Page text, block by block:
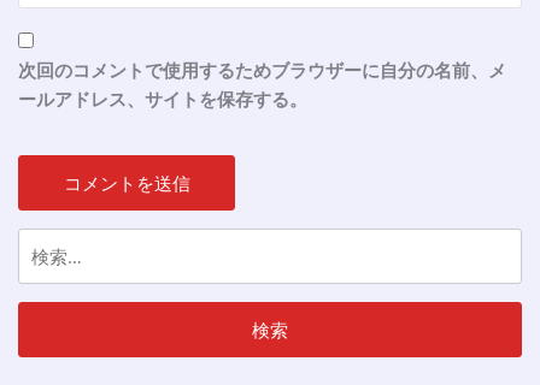
次回のコメントで使用するためブラウザーに自分の名前、メ
ールアドレス、サイトを保存する。
索: